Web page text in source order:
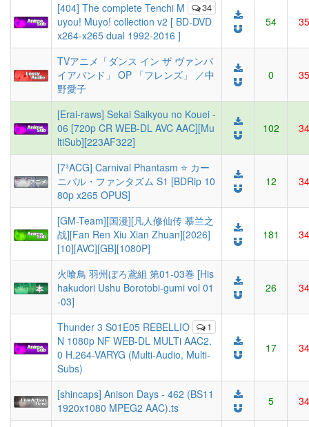
34
[404] The complete Tenchi M
uyou! Muyo! collection v2 [ BD-DVD
x264-x265 dual 1992-2016 ]
54 35
TVアニメ「ダンス イン ザ ヴァンパ
イアバンド」 OP 「フレンズ」 ／中
野愛子
0 35
[Erai-raws] Sekai Saikyou no Kouei -
06 [720p CR WEB-DL AVC AAC][Mu
ltiSub][223AF322]
102 34
[7³ACG] Carnival Phantasm ⭐ カー
ニバル・ファンタズム S1 [BDRip 10
80p x265 OPUS]
12 34
[GM-Team][国漫][凡人修仙传 慕兰之
战][Fan Ren Xiu Xian Zhuan][2026]
[10][AVC][GB][1080P]
181 34
火喰鳥 羽州ぼろ鳶組 第01-03巻 [His
hakudori Ushu Borotobi-gumi vol 01
-03]
26 34
1
Thunder 3 S01E05 REBELLIO
N 1080p NF WEB-DL MULTi AAC2.
0 H.264-VARYG (Multi-Audio, Multi-
Subs)
17 34
[shincaps] Anison Days - 462 (BS11
1920x1080 MPEG2 AAC).ts
5 34